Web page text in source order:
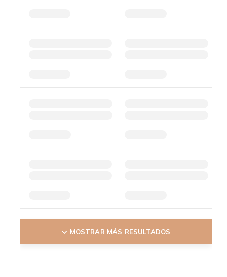
MOSTRAR MÁS RESULTADOS